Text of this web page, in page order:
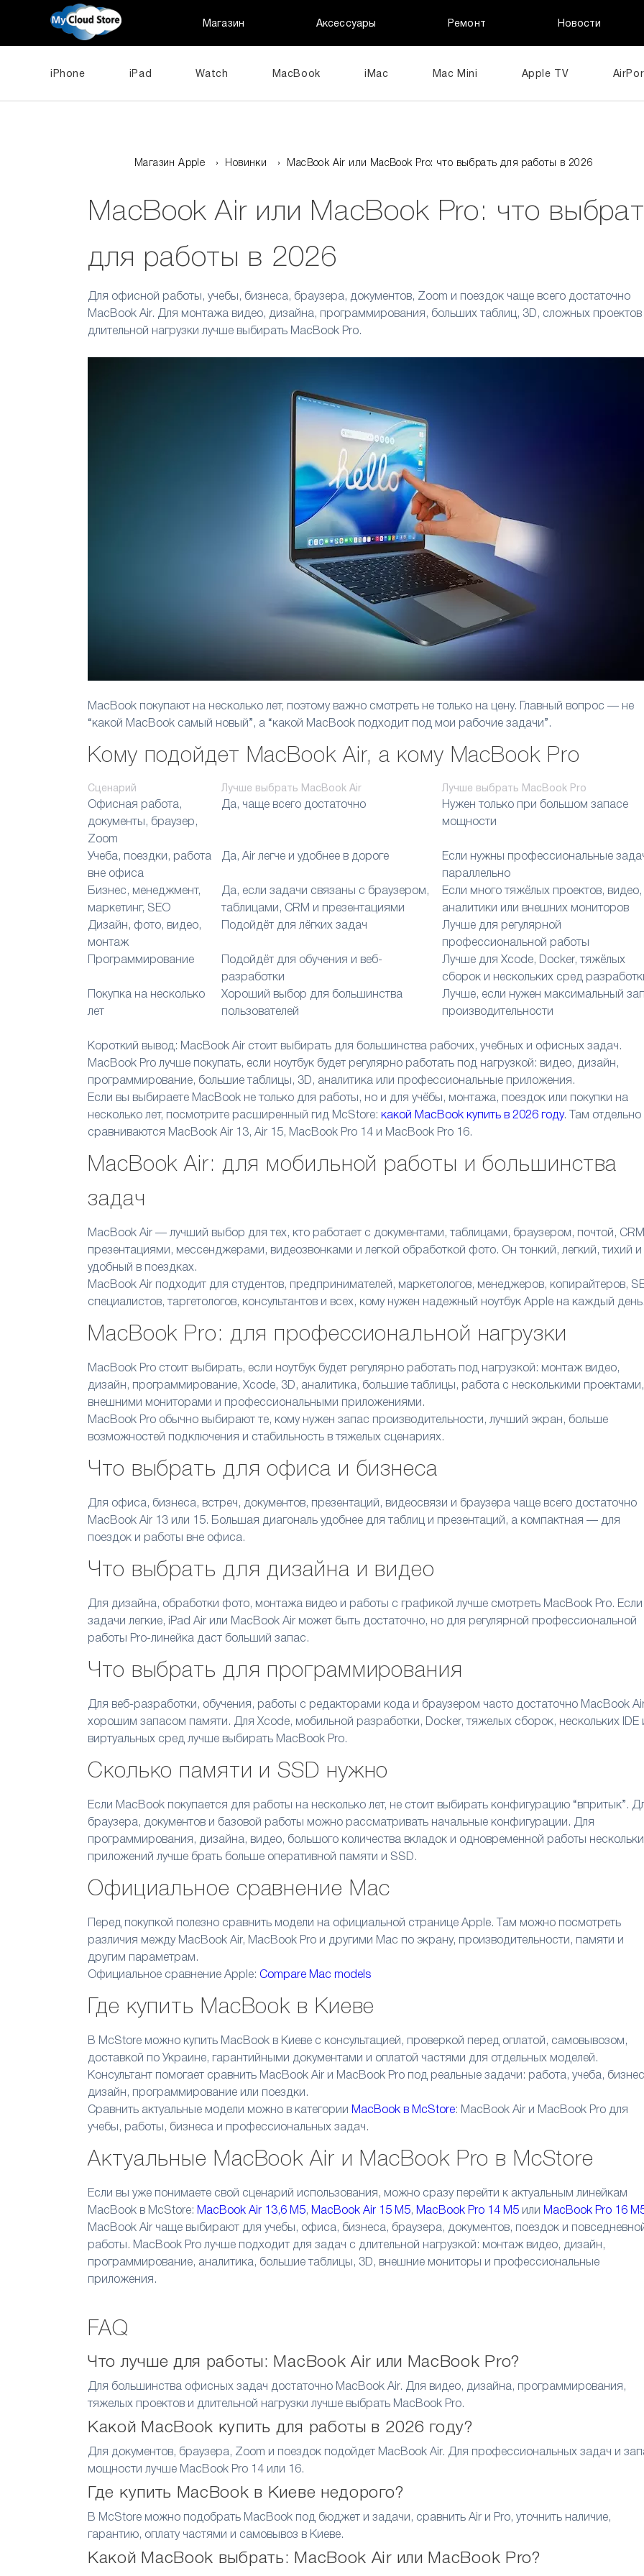
Магазин Аксессуары Ремонт Новости
iPhone iPad Watch MacBook iMac Mac Mini Apple TV
Магазин Apple › Новинки › MacBook Air или MacBook Pro: что выбрать для работы в 2026
MacBook Air или MacBook Pro: что
для работы в 2026
Для офисной работы, учебы, бизнеса, браузера, документов, Zoom и поездок чаще всего достаточно
MacBook Air. Для монтажа видео, дизайна, программирования, больших таблиц, 3D, сложных проектов
длительной нагрузки лучше выбирать MacBook Pro.
MacBook покупают на несколько лет, поэтому важно смотреть не только на цену. Главный вопрос — не
“какой MacBook самый новый”, а “какой MacBook подходит под мои рабочие задачи”.
Кому подойдет MacBook Air, а кому MacBook Pro
Сценарий Лучше выбрать MacBook Air Лучше выбрать MacBook Pro
Офисная работа,
документы, браузер,
Zoom
Да, чаще всего достаточно
Нужен только при большом запасе
мощности
Учеба, поездки, работа
вне офиса
Да, Air легче и удобнее в дороге
Если нужны профессиональные
параллельно
Бизнес, менеджмент,
маркетинг, SEO
Да, если задачи связаны с браузером,
таблицами, CRM и презентациями
Если много тяжёлых проектов, видео,
аналитики или внешних мониторов
Дизайн, фото, видео,
монтаж
Подойдёт для лёгких задач
Лучше для регулярной
профессиональной работы
Программирование
Подойдёт для обучения и веб-
разработки
Лучше для Xcode, Docker, тяжёлых
сборок и нескольких сред
Покупка на несколько
лет
Хороший выбор для большинства
пользователей
Лучше, если нужен максимальный
производительности
Короткий вывод: MacBook Air стоит выбирать для большинства рабочих, учебных и офисных задач.
MacBook Pro лучше покупать, если ноутбук будет регулярно работать под нагрузкой: видео, дизайн,
программирование, большие таблицы, 3D, аналитика или профессиональные приложения.
Если вы выбираете MacBook не только для работы, но и для учёбы, монтажа, поездок или покупки на
несколько лет, посмотрите расширенный гид McStore: какой MacBook купить в 2026 году. Там отдельно
сравниваются MacBook Air 13, Air 15, MacBook Pro 14 и MacBook Pro 16.
MacBook Air: для мобильной работы и большинства
задач
MacBook Air — лучший выбор для тех, кто работает с документами, таблицами, браузером, почтой,
презентациями, мессенджерами, видеозвонками и легкой обработкой фото. Он тонкий, легкий, тихий и
удобный в поездках.
MacBook Air подходит для студентов, предпринимателей, маркетологов, менеджеров, копирайтеров,
специалистов, таргетологов, консультантов и всех, кому нужен надежный ноутбук Apple на каждый
MacBook Pro: для профессиональной нагрузки
MacBook Pro стоит выбирать, если ноутбук будет регулярно работать под нагрузкой: монтаж видео,
дизайн, программирование, Xcode, 3D, аналитика, большие таблицы, работа с несколькими проектами,
внешними мониторами и профессиональными приложениями.
MacBook Pro обычно выбирают те, кому нужен запас производительности, лучший экран, больше
возможностей подключения и стабильность в тяжелых сценариях.
Что выбрать для офиса и бизнеса
Для офиса, бизнеса, встреч, документов, презентаций, видеосвязи и браузера чаще всего достаточно
MacBook Air 13 или 15. Большая диагональ удобнее для таблиц и презентаций, а компактная — для
поездок и работы вне офиса.
Что выбрать для дизайна и видео
Для дизайна, обработки фото, монтажа видео и работы с графикой лучше смотреть MacBook Pro. Если
задачи легкие, iPad Air или MacBook Air может быть достаточно, но для регулярной профессиональной
работы Pro-линейка даст больший запас.
Что выбрать для программирования
Для веб-разработки, обучения, работы с редакторами кода и браузером часто достаточно MacBook
хорошим запасом памяти. Для Xcode, мобильной разработки, Docker, тяжелых сборок, нескольких IDE
виртуальных сред лучше выбирать MacBook Pro.
Сколько памяти и SSD нужно
Если MacBook покупается для работы на несколько лет, не стоит выбирать конфигурацию “впритык”.
браузера, документов и базовой работы можно рассматривать начальные конфигурации. Для
программирования, дизайна, видео, большого количества вкладок и одновременной работы
приложений лучше брать больше оперативной памяти и SSD.
Официальное сравнение Mac
Перед покупкой полезно сравнить модели на официальной странице Apple. Там можно посмотреть
различия между MacBook Air, MacBook Pro и другими Mac по экрану, производительности, памяти и
другим параметрам.
Официальное сравнение Apple: Compare Mac models
Где купить MacBook в Киеве
В McStore можно купить MacBook в Киеве с консультацией, проверкой перед оплатой, самовывозом,
доставкой по Украине, гарантийными документами и оплатой частями для отдельных моделей.
Консультант помогает сравнить MacBook Air и MacBook Pro под реальные задачи: работа, учеба,
дизайн, программирование или поездки.
Сравнить актуальные модели можно в категории MacBook в McStore: MacBook Air и MacBook Pro для
учебы, работы, бизнеса и профессиональных задач.
Актуальные MacBook Air и MacBook Pro в McStore
Если вы уже понимаете свой сценарий использования, можно сразу перейти к актуальным линейкам
MacBook в McStore: MacBook Air 13,6 M5, MacBook Air 15 M5, MacBook Pro 14 M5 или MacBook Pro 16
MacBook Air чаще выбирают для учебы, офиса, бизнеса, браузера, документов, поездок и
работы. MacBook Pro лучше подходит для задач с длительной нагрузкой: монтаж видео, дизайн,
программирование, аналитика, большие таблицы, 3D, внешние мониторы и профессиональные
приложения.
FAQ
Что лучше для работы: MacBook Air или MacBook Pro?
Для большинства офисных задач достаточно MacBook Air. Для видео, дизайна, программирования,
тяжелых проектов и длительной нагрузки лучше выбрать MacBook Pro.
Какой MacBook купить для работы в 2026 году?
Для документов, браузера, Zoom и поездок подойдет MacBook Air. Для профессиональных задач и
мощности лучше MacBook Pro 14 или 16.
Где купить MacBook в Киеве недорого?
В McStore можно подобрать MacBook под бюджет и задачи, сравнить Air и Pro, уточнить наличие,
гарантию, оплату частями и самовывоз в Киеве.
Какой MacBook выбрать: MacBook Air или MacBook Pro?